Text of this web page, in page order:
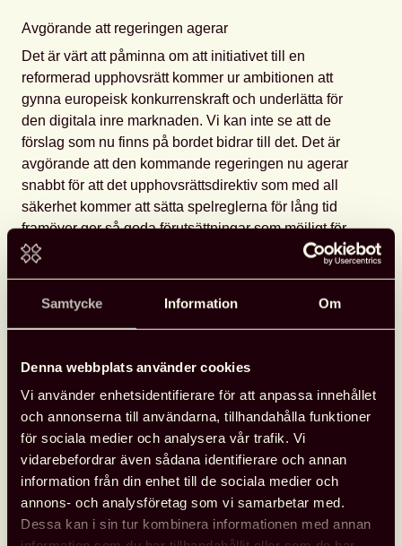
Samtycke Information Om
Denna webbplats använder cookies
Vi använder enhetsidentifierare för att anpassa innehållet
och annonserna till användarna, tillhandahålla funktioner
för sociala medier och analysera vår trafik. Vi
vidarebefordrar även sådana identifierare och annan
information från din enhet till de sociala medier och
annons- och analysföretag som vi samarbetar med.
Dessa kan i sin tur kombinera informationen med annan
Avgörande att regeringen agerar
Det är värt att påminna om att initiativet till en
reformerad upphovsrätt kommer ur ambitionen att
gynna europeisk konkurrenskraft och underlätta för
den digitala inre marknaden. Vi kan inte se att de
förslag som nu finns på bordet bidrar till det. Det är
avgörande att den kommande regeringen nu agerar
snabbt för att det upphovsrättsdirektiv som med all
säkerhet kommer att sätta spelreglerna för lång tid
framöver ger så goda förutsättningar som möjligt för
bibliotek och alla andra aktörer som bidrar till
Johanna Hansson, ordförande Svensk
biblioteksförening
Debattartikeln publicerades först på Göteborgsposten
Debatt 27 september 2018.
Biblioteken behöver undantag från upphovsrätten på
gp.se (nytt fönster)
Här kan du läsa en intervju som föreningen gjort
med Jonas Holm, jurist vid Stockholms
universitetsbibliotek, om vilken betydelse det kan
få för bibliotekssektorn.